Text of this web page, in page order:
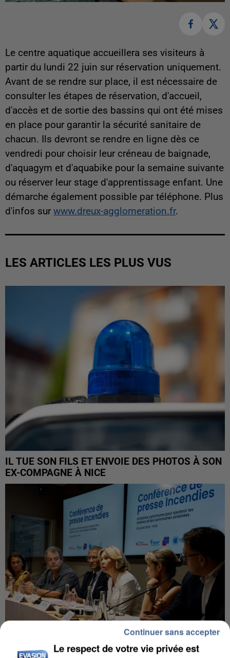
Le centre aquatique accueillera ses visiteurs à
partir du lundi 22 juin sur réservation uniquement.
Avant de se rendre sur place, il est nécessaire de
consulter les étapes de réservation, d'accueil,
d'accès et de sortie des bassins qui ont été mises
en place pour garantir la sécurité sanitaire de
chacun. Ils devront se rendre en ligne dès ce
vendredi pour choisir leur créneau de baignade,
d'aquagym et d'aquabike pour la semaine suivante
ou réserver leur stage d'apprentissage enfant. Une
démarche également possible par téléphone. Plus
d'infos sur www.dreux-agglomeration.fr.
LES ARTICLES LES PLUS VUS
IL TUE SON FILS ET ENVOIE DES PHOTOS À SON
EX-COMPAGNE À NICE
Le respect de votre vie privée est
Continuer sans accepter